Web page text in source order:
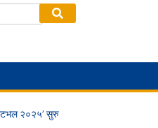
२०२५’ सुरु